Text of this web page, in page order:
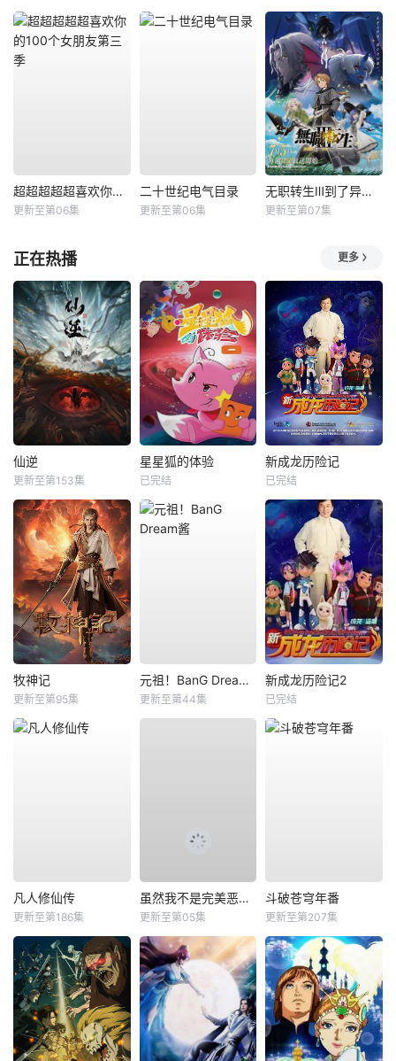
超超超超超喜欢你的100个女朋友第三季
更新至第06集
二十世纪电气目录
更新至第06集
无职转生Ⅲ到了异世界就拿出真本事
更新至第07集
正在热播 更多
仙逆
更新至第153集
星星狐的体验
已完结
新成龙历险记
已完结
牧神记
更新至第95集
元祖！BanG Dream酱
更新至第44集
新成龙历险记2
已完结
凡人修仙传
更新至第186集
虽然我不是完美恶女～雏宫蝶鼠替换传～
更新至第05集
斗破苍穹年番
更新至第207集